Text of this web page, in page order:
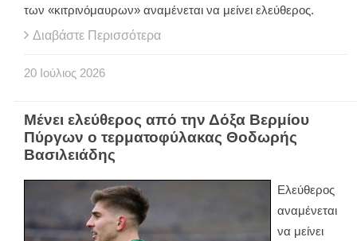
των «κιτρινόμαυρων» αναμένεται να μείνει ελεύθερος.
Διαβάστε Περισσότερα
20 Ιούλιος 2026
Μένει ελεύθερος από την Δόξα Βερμίου
Πύργων ο τερματοφύλακας Θοδωρής
Βασιλειάδης
Ελεύθερος
αναμένεται
να μείνει